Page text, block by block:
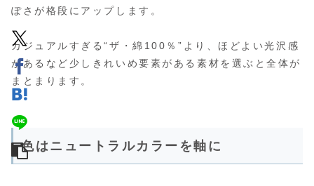
ぽさが格段にアップします。
カジュアルすぎる“ザ・綿100％”より、ほどよい光沢感
があるなど少しきれいめ要素がある素材を選ぶと全体が
まとまります。
色はニュートラルカラーを軸に